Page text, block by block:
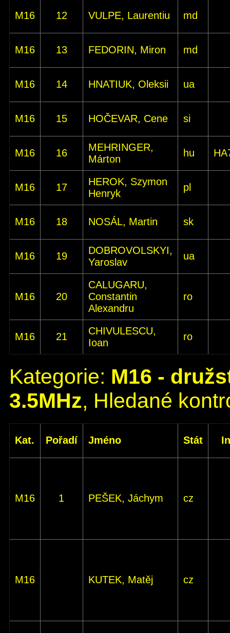
M16 12 VULPE, Laurentiu md
M16 13 FEDORIN, Miron md
M16 14 HNATIUK, Oleksii ua
M16 15 HOČEVAR, Cene si
M16 16
MEHRINGER,
Márton
hu
M16 17
HEROK, Szymon
Henryk
pl
M16 18 NOSÁL, Martin sk
M16 19
DOBROVOLSKYI,
Yaroslav
ua
M16 20
CALUGARU,
Constantin
Alexandru
ro
M16 21
CHIVULESCU,
Ioan
ro
Kategorie: M16 -
3.5MHz, Hledané
Kat. Pořadí Jméno Stát
M16 1 PEŠEK, Jáchym cz
M16 KUTEK, Matěj cz